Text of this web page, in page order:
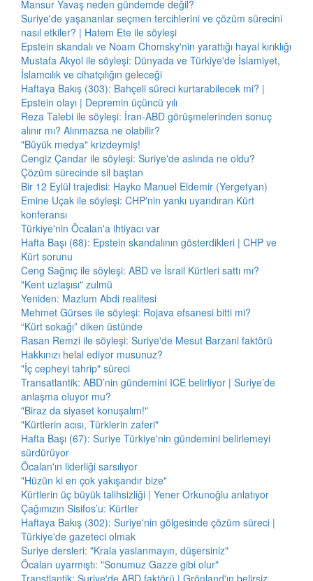
Mansur Yavaş neden gündemde değil?
Suriye'de yaşananlar seçmen tercihlerini ve çözüm sürecini
nasıl etkiler? | Hatem Ete ile söyleşi
Epstein skandalı ve Noam Chomsky'nin yarattığı hayal kırıklığı
Mustafa Akyol ile söyleşi: Dünyada ve Türkiye'de İslamiyet,
İslamcılık ve cihatçılığın geleceği
Haftaya Bakış (303): Bahçeli süreci kurtarabilecek mi? |
Epstein olayı | Depremin üçüncü yılı
Reza Talebi ile söyleşi: İran-ABD görüşmelerinden sonuç
alınır mı? Alınmazsa ne olabilir?
"Büyük medya" krizdeymiş!
Cengiz Çandar ile söyleşi: Suriye'de aslında ne oldu?
Çözüm sürecinde sil baştan
Bir 12 Eylül trajedisi: Hayko Manuel Eldemir (Yergetyan)
Emine Uçak ile söyleşi: CHP'nin yankı uyandıran Kürt
konferansı
Türkiye'nin Öcalan'a ihtiyacı var
Hafta Başı (68): Epstein skandalının gösterdikleri | CHP ve
Kürt sorunu
Ceng Sağnıç ile söyleşi: ABD ve İsrail Kürtleri sattı mı?
"Kent uzlaşısı" zulmü
Yeniden: Mazlum Abdi realitesi
Mehmet Gürses ile söyleşi: Rojava efsanesi bitti mi?
“Kürt sokağı” diken üstünde
Rasan Remzi ile söyleşi: Suriye'de Mesut Barzani faktörü
Hakkınızı helal ediyor musunuz?
"İç cepheyi tahrip" süreci
Transatlantik: ABD’nin gündemini ICE belirliyor | Suriye’de
anlaşma oluyor mu?
"Biraz da siyaset konuşalım!"
"Kürtlerin acısı, Türklerin zaferi"
Hafta Başı (67): Suriye Türkiye'nin gündemini belirlemeyi
sürdürüyor
Öcalan'ın liderliği sarsılıyor
"Hüzün ki en çok yakışandır bize"
Kürtlerin üç büyük talihsizliği | Yener Orkunoğlu anlatıyor
Çağımızın Sisifos’u: Kürtler
Haftaya Bakış (302): Suriye'nin gölgesinde çözüm süreci |
Türkiye'de gazeteci olmak
Suriye dersleri: "Krala yaslanmayın, düşersiniz"
Öcalan uyarmıştı: "Sonumuz Gazze gibi olur"
Transtlantik: Suriye'de ABD faktörü | Grönland'ın belirsiz